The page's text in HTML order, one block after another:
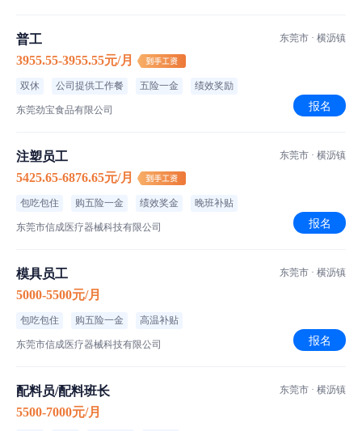
任职要求：
1、20岁-38岁；
4、具备较强的责任心，有良好的沟通能力、团队精神；
食宿介绍
伙食标准
住宿标准
工厂信息
华闽金属材料
200-500人｜私营·民营企业｜钢铁/机械/设备/重工
普工
3955.55-3955.55元/月
双休 公司提供工作餐 五险一金 绩效奖励
东莞劲宝食品有限公司
东莞市 · 横沥镇
报名
注塑员工
5425.65-6876.65元/月
包吃包住 购五险一金 绩效奖金 晚班补贴
东莞市信成医疗器械科技有限公司
东莞市 · 横沥镇
报名
模具员工
5000-5500元/月
包吃包住 购五险一金 高温补贴
东莞市信成医疗器械科技有限公司
东莞市 · 横沥镇
报名
配料员/配料班长
5500-7000元/月
东莞市 · 横沥镇